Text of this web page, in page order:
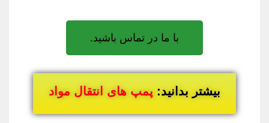
با ما در تماس باشید.
بیشتر بدانید: پمپ های انتقال مواد